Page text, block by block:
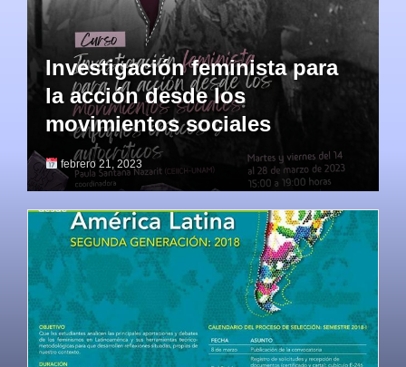
Investigación feminista para
la acción desde los
movimientos sociales
febrero 21, 2023